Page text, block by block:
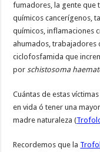
fumadores, la gente que
químicos cancerígenos,
químicos, inflamaciones
ahumados, trabajadores
ciclofosfamida que
porschistosoma
Cuántas de estas
en vida ó tener una
madre naturaleza (
Recordemos que la